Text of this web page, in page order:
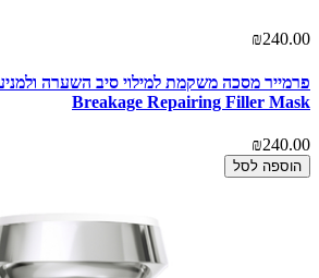
₪240.00
Breakage Repairing Filler Mask
₪240.00
הוספה לסל